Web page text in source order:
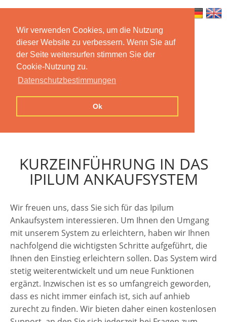
Wir verwenden Cookies, um die Nutzung
dieser Website zu verbessern. Wenn Sie auf
der Seite weitersurfen stimmen Sie der
Cookie-Nutzung zu.
Datenschutzbestimmungen
Ok
Home Features Mobile App
Preise
Contact us Imprint Privacy
KURZEINFÜHRUNG IN DAS
IPILUM ANKAUFSYSTEM
Wir freuen uns, dass Sie sich für das Ipilum
Ankaufsystem interessieren. Um Ihnen den Umgang
mit unserem System zu erleichtern, haben wir Ihnen
nachfolgend die wichtigsten Schritte aufgeführt, die
Ihnen den Einstieg erleichtern sollen. Das System wird
stetig weiterentwickelt und um neue Funktionen
ergänzt. Inzwischen ist es so umfangreich geworden,
dass es nicht immer einfach ist, sich auf anhieb
zurecht zu finden. Wir bieten daher einen kostenlosen